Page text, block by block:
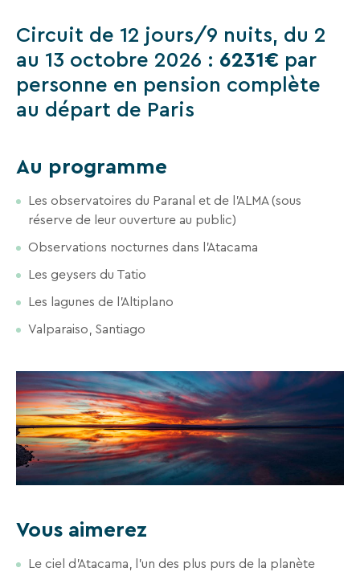
RECHERCHER
Une destination, un hôtel...
Circuit de 12 jours/9 nuits, du 2
au 13 octobre 2026 : 6231€ par
personne en pension complète
au départ de Paris
Au programme
Les observatoires du Paranal et de l'ALMA (sous
réserve de leur ouverture au public)
Observations nocturnes dans l'Atacama
Les geysers du Tatio
Les lagunes de l'Altiplano
Valparaiso, Santiago
Vous aimerez
Le ciel d’Atacama, l’un des plus purs de la planète
mail,
toutes
les
nouveautés,
bons
idées
séjours
conseils
pour
bien
vos
vacances.
Votre
adresse
mail
En